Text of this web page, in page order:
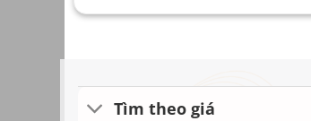
20,000,000 ₫. là:
Tìm theo giá